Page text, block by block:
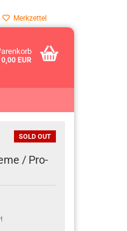
Merkzettel
0,00 EUR
SOLD OUT
/ Pro­